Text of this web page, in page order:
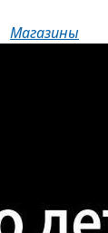
Магазины